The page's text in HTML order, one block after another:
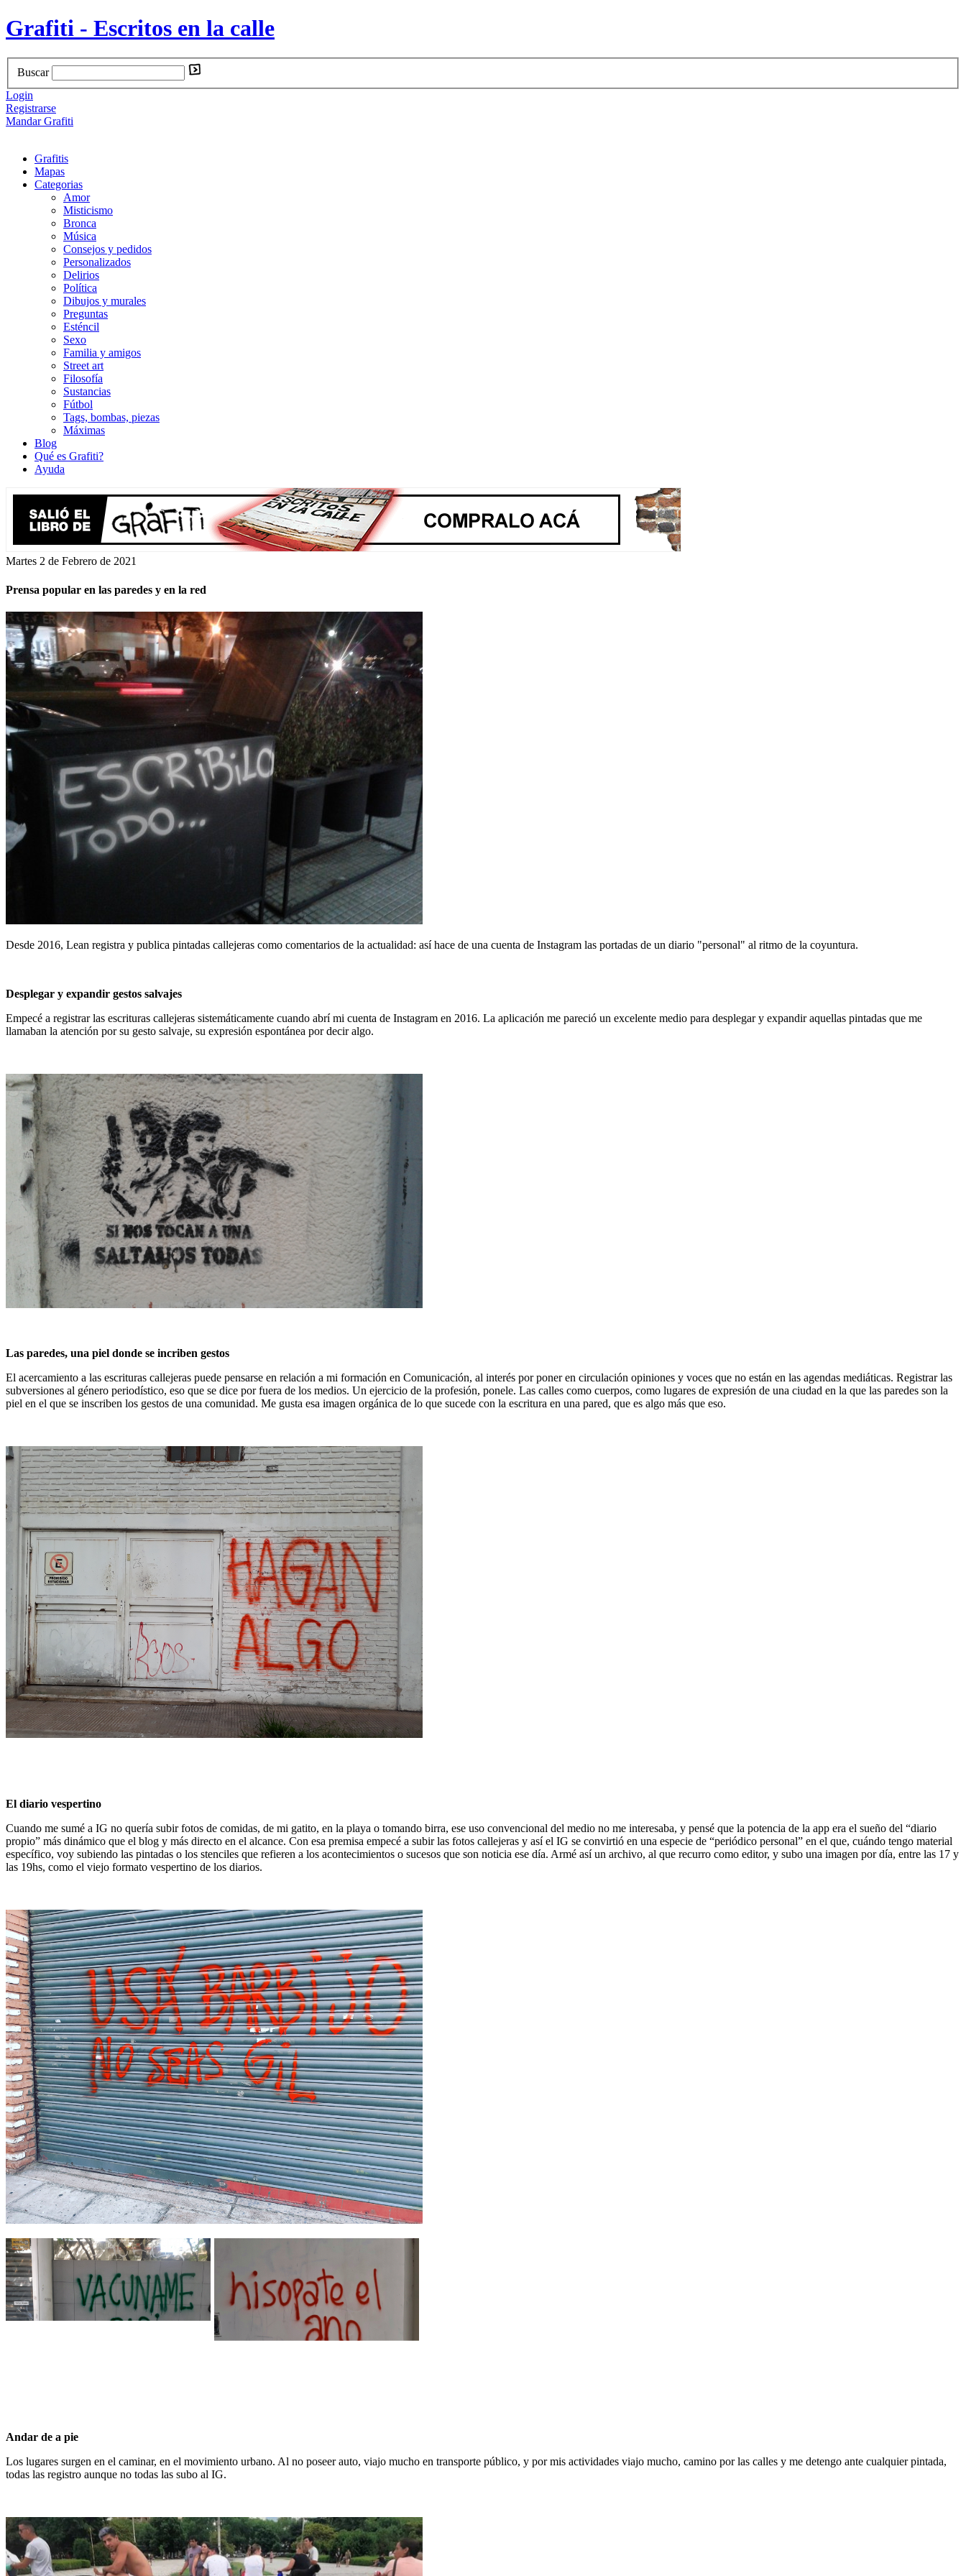
Grafiti - Escritos en la calle
Buscar
Login
Registrarse
Mandar Grafiti
Grafitis
Mapas
Categorias
Amor
Misticismo
Bronca
Música
Consejos y pedidos
Personalizados
Delirios
Política
Dibujos y murales
Preguntas
Esténcil
Sexo
Familia y amigos
Street art
Filosofía
Sustancias
Fútbol
Tags, bombas, piezas
Máximas
Blog
Qué es Grafiti?
Ayuda
Martes 2 de Febrero de 2021
Prensa popular en las paredes y en la red
Desde 2016, Lean registra y publica pintadas callejeras como comentarios de la actualidad: así hace de una cuenta de Instagram las portadas de un diario "personal" al ritmo de la coyuntura.
Desplegar y expandir gestos salvajes
Empecé a registrar las escrituras callejeras sistemáticamente cuando abrí mi cuenta de Instagram en 2016. La aplicación me pareció un excelente medio para desplegar y expandir aquellas pintadas que me
llamaban la atención por su gesto salvaje, su expresión espontánea por decir algo.
Las paredes, una piel donde se incriben gestos
El acercamiento a las escrituras callejeras puede pensarse en relación a mi formación en Comunicación, al interés por poner en circulación opiniones y voces que no están en las agendas mediáticas. Registrar las
subversiones al género periodístico, eso que se dice por fuera de los medios. Un ejercicio de la profesión, ponele. Las calles como cuerpos, como lugares de expresión de una ciudad en la que las paredes son la
piel en el que se inscriben los gestos de una comunidad. Me gusta esa imagen orgánica de lo que sucede con la escritura en una pared, que es algo más que eso.
El diario vespertino
Cuando me sumé a IG no quería subir fotos de comidas, de mi gatito, en la playa o tomando birra, ese uso convencional del medio no me interesaba, y pensé que la potencia de la app era el sueño del “diario
propio” más dinámico que el blog y más directo en el alcance. Con esa premisa empecé a subir las fotos callejeras y así el IG se convirtió en una especie de “periódico personal” en el que, cuándo tengo material
específico, voy subiendo las pintadas o los stenciles que refieren a los acontecimientos o sucesos que son noticia ese día. Armé así un archivo, al que recurro como editor, y subo una imagen por día, entre las 17 y
las 19hs, como el viejo formato vespertino de los diarios.
Andar de a pie
Los lugares surgen en el caminar, en el movimiento urbano. Al no poseer auto, viajo mucho en transporte público, y por mis actividades viajo mucho, camino por las calles y me detengo ante cualquier pintada,
todas las registro aunque no todas las subo al IG.